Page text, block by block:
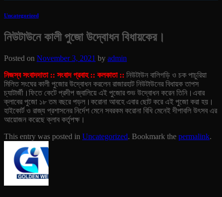
Uncategorized
নিউটাউনে কালী পুজো উদ্বোধন বিধায়কের।
Posted on November 3, 2021 by admin
নিজস্ব সংবাদদাতা :: সংবাদ প্রবাহ :: কলকাতা :: নিউটাউন বালিগড়ি ও চক পাচুরিয়া
মিলিত সংঘের কালী পুজোর উদ্বোধন করলেন রাজারহাট নিউটাউনের বিধায়ক তাপস
চ্যাটার্জী।ফিতে কেটে প্রদীপ জ্বালিয়ে এই পুজোর শুভ উদ্বোধন করেন তিনি। এবার
ক্লাবের পুজো ১৮ তম বছরে পড়ল।করোনা আবহে এবার ছোট করে এই পুজো করা হয়।
হাইকোর্ট ও রাজ্য প্রশাসনের নির্দেশ মেনে সবরকম করোনা বিধি মেনেই দীপাবলি উৎসব এর
আয়োজন করেছে ক্লাব কর্তৃপক্ষ।
This entry was posted in Uncategorized. Bookmark the permalink.